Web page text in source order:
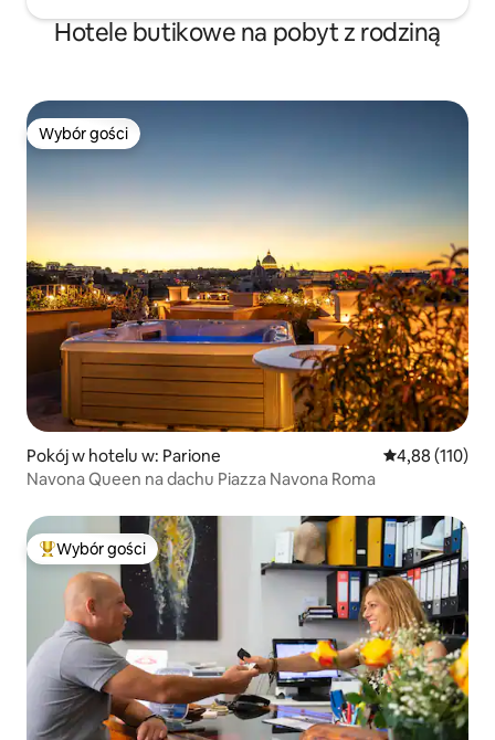
Hotele butikowe na pobyt z rodziną
Wybór gości
Wybór gości
Pokój w hotelu w: Parione Średnia
4,88 (110)
Navona Queen na dachu Piazza Navona Roma
Najpopularniejsze z kategorii Wybór gości
Wybór gości